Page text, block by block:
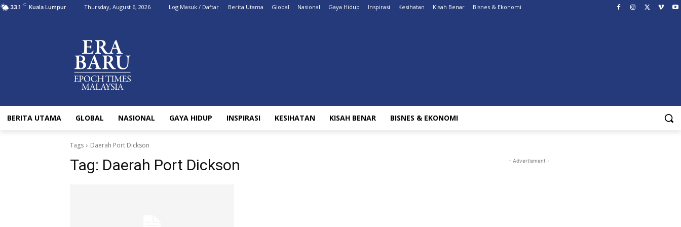
33.1 C Kuala Lumpur Thursday, August 6, 2026 Log Masuk / Daftar Berita Utama Global Nasional Gaya Hidup Inspirasi Kesihatan Kisah Benar Bisnes & Ekonomi
BERITA UTAMA GLOBAL NASIONAL GAYA HIDUP INSPIRASI KESIHATAN KISAH BENAR BISNES & EKONOMI
Tags Daerah Port Dickson
Tag: Daerah Port Dickson - Advertisment -